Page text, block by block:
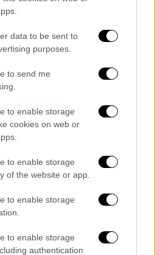
data to be sent to
purposes.
to send me
to enable storage
cookies on web or
to enable storage
of the website or app.
to enable storage
to enable storage
authentication
μισθό
μισθό, ο
Β.
«στην Ελλάδα δεν
αλλά το σύμβολο
της ντροπής και ο
Είναι
σε μια χώρα με
να επιλέγουν
τη θέρμανση ή το
καλούμε την
την προσέγγισή
δέουσα σημασία στο
που είναι θεμελιώδες